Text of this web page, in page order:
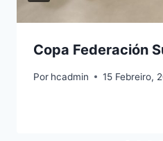
Copa Federación
Por hcadmin 15 Febreiro,